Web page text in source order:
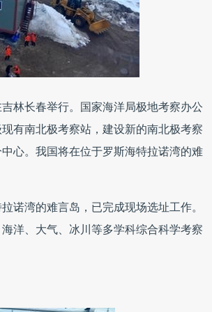
林长春举行。国家海洋局极地考察办公
有南北极考察站，建设新的南北极考察
心。我国将在位于罗斯海特拉诺湾的难
诺湾的难言岛，已完成现场选址工作。
洋、大气、冰川等多学科综合科学考察